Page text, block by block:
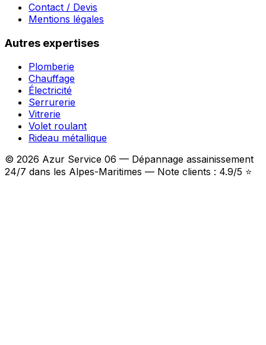
Contact / Devis
Mentions légales
Autres expertises
Plomberie
Chauffage
Électricité
Serrurerie
Vitrerie
Volet roulant
Rideau métallique
© 2026 Azur Service 06 — Dépannage assainissement
24/7 dans les Alpes-Maritimes — Note clients : 4.9/5 ⭐